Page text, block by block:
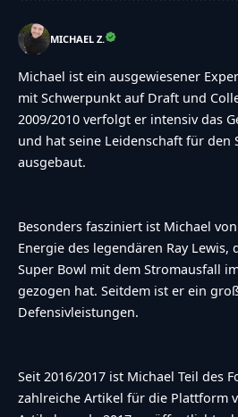
MICHAEL Z.
Michael ist ein ausgewiesener
mit Schwerpunkt auf Draft und
2009/2010 verfolgt er intensiv das
und hat seine Leidenschaft für
ausgebaut.
Besonders fasziniert ist Michael
Energie des legendären Ray Lewis,
Super Bowl mit dem Stromausfall
gezogen hat. Seitdem ist er ein
Defensivleistungen.
Seit 2016/2017 ist Michael Teil des
zahlreiche Artikel für die Plattform